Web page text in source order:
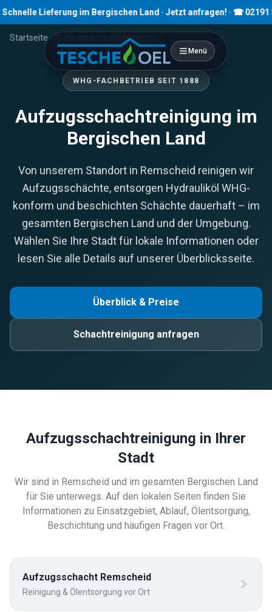
Lieferung im Bergischen Land · Jetzt anfragen! · ☎ 02191
Menü
Startseite › Aufzugsschachtreinigung
WHG-FACHBETRIEB SEIT 1888
Aufzugsschachtreinigung im
Bergischen Land
Von unserem Standort in Remscheid reinigen wir
Aufzugsschächte, entsorgen Hydrauliköl WHG-
konform und beschichten Schächte dauerhaft – im
gesamten Bergischen Land und der Umgebung.
Wählen Sie Ihre Stadt für lokale Informationen oder
lesen Sie alle Details auf unserer Überblicksseite.
Überblick & Preise
Schachtreinigung anfragen
Aufzugsschachtreinigung in Ihrer
Stadt
Wir sind in Remscheid und im gesamten Bergischen Land
für Sie unterwegs. Auf den lokalen Seiten finden Sie
Informationen zu Einsatzgebiet, Ablauf, Ölentsorgung,
Beschichtung und häufigen Fragen vor Ort.
Aufzugsschacht Remscheid
Reinigung & Ölentsorgung vor Ort